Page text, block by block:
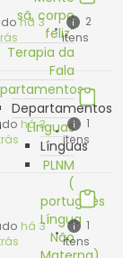
sã, corpo
feliz"
Terapia da
Fala
Departamentos
Línguas
Línguas
PLNM
(
português
Língua
Não
há 3 •
2
itens
há 3
•
1
itens
há 3
•
1
itens